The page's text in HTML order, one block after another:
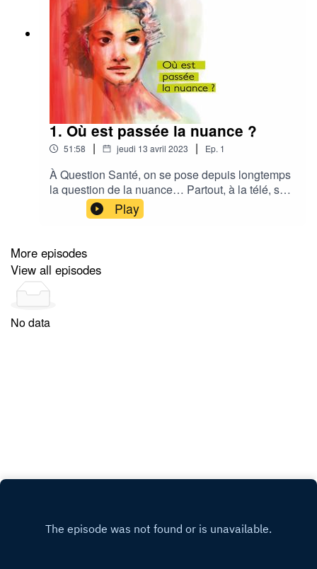
1. Où est passée la nuance ?
51:58 | jeudi 13 avril 2023 | Ep. 1
À Question Santé, on se pose depuis longtemps
la question de la nuance… Partout, à la télé, sur
les réseaux sociaux, dans les médias, les débats
tournent souvent au conflit. Les idées se
zappées. Les phrases sont simples. Les
arguments brefs. Les réponses sont cinglantes,
agressives. Des « pour », des « contre », des
« pro », des « anti ». Mais, bon sang, où est donc
passée la nuance ?Alors, nous nous sommes
mis à chercher pourquoi… Et comme nous
Play
More episodes
View all episodes
No data